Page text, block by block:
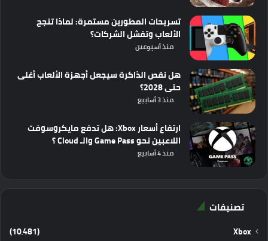
تسريحات المطورين مستمرة: لماذا تنجح
الألعاب وتفشل الشركات؟
منذ أسبوعين
هل نقص الذاكرة سيجعل أجهزة الألعاب أغلى
حتى 2028؟
منذ 3 أسابيع
ارتفاع أسعار Xbox: هل تدفع مايكروسوفت
اللاعبين نحو Game Pass والـ Cloud ؟
منذ 4 أسابيع
تصنيفات
Xbox
(10٬481)